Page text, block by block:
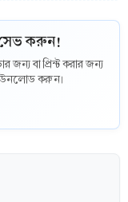
করুন!
বা প্রিন্ট করার জন্য
করুন।